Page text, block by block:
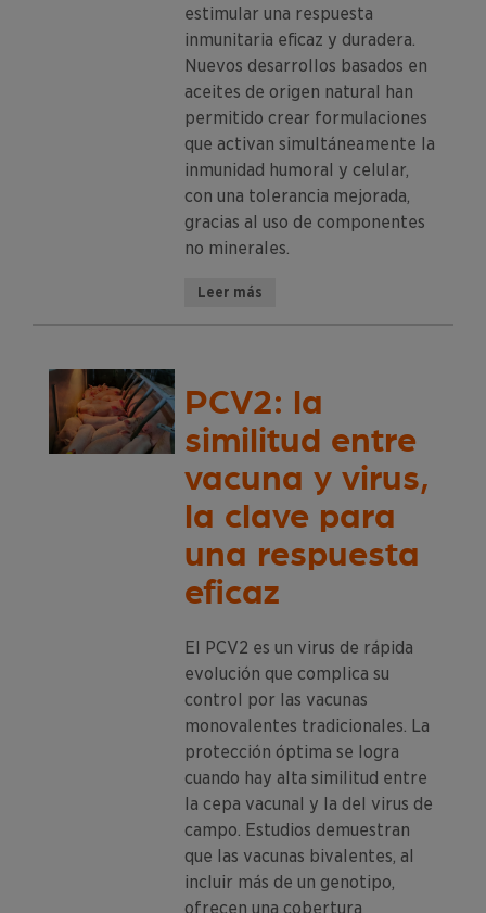
estimular una respuesta
inmunitaria eficaz y duradera.
Nuevos desarrollos basados en
aceites de origen natural han
permitido crear formulaciones
que activan simultáneamente la
inmunidad humoral y celular,
con una tolerancia mejorada,
gracias al uso de componentes
no minerales.
Leer más
PCV2: la
similitud entre
vacuna y virus,
la clave para
una respuesta
eficaz
El PCV2 es un virus de rápida
evolución que complica su
control por las vacunas
monovalentes tradicionales. La
protección óptima se logra
cuando hay alta similitud entre
la cepa vacunal y la del virus de
campo. Estudios demuestran
que las vacunas bivalentes, al
incluir más de un genotipo,
ofrecen una cobertura